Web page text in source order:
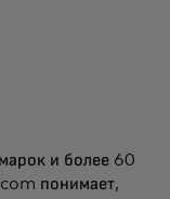
и более 60
понимает,